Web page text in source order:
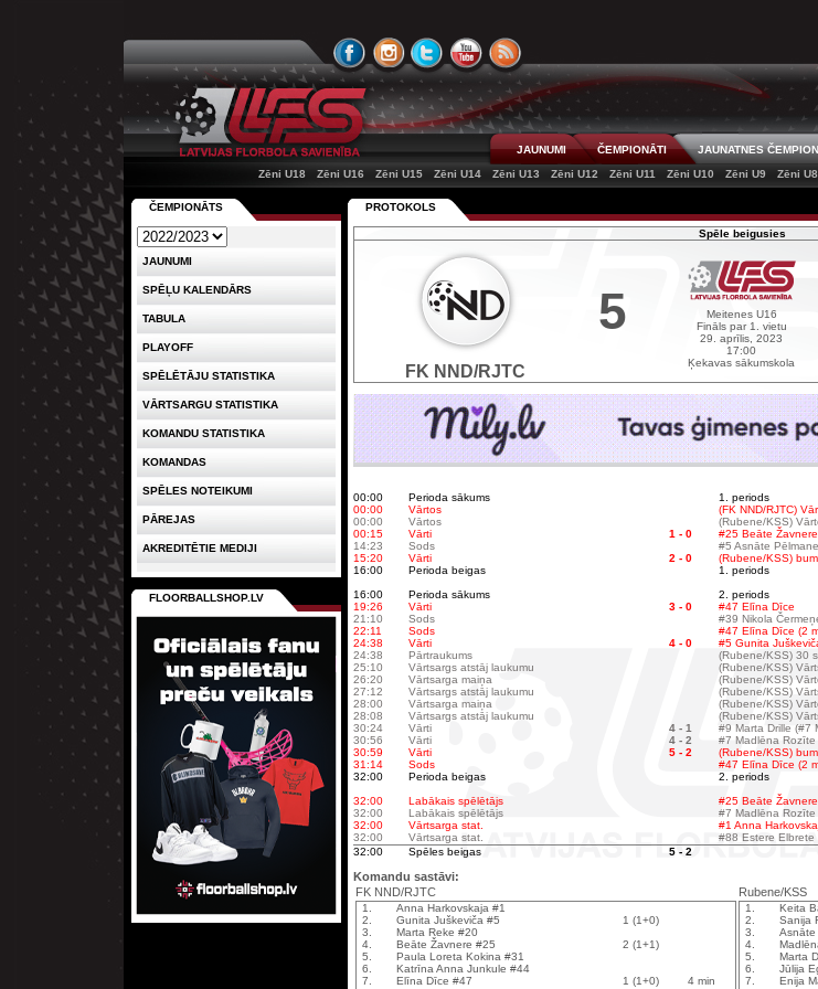
JAUNUMI ČEMPIONĀTI JAUNATNES
Zēni U18
Zēni U16 Zēni U15 Zēni U14 Zēni U13 Zēni U12 Zēni U11 Zēni U10 Zēni U9 Zēni U8
PROTOKOLS
Spēle beigusies
FK NND/RJTC
5
Meitenes U16
Fināls par 1. vietu
29. aprīlis, 2023
17:00
Ķekavas sākumskola
00:00 Perioda sākums
1. periods
00:00
Vārtos
(FK NND/RJTC)
00:00
Vārtos
(Rubene/KSS)
00:15
Vārti 1 - 0
#25 Beāte
14:23
Sods
#5 Asnāte
15:20
Vārti 2 - 0
(Rubene/KSS)
16:00
Perioda beigas
1. periods
16:00
Perioda sākums
2. periods
19:26
Vārti 3 - 0
#47 Elīna Dīce
21:10
Sods
#39 Nikola
22:11
Sods
#47 Elīna Dīce (2
24:38
Vārti 4 - 0
#5 Gunita
24:38
Pārtraukums
(Rubene/KSS) 30
25:10
Vārtsargs atstāj laukumu
(Rubene/KSS)
26:20
Vārtsarga maiņa
(Rubene/KSS)
27:12
Vārtsargs atstāj laukumu
(Rubene/KSS)
28:00
Vārtsarga maiņa
(Rubene/KSS)
28:08
Vārtsargs atstāj laukumu
(Rubene/KSS)
30:24
Vārti 4 - 1
#9 Marta Drille (#7
30:56
Vārti 4 - 2
#7 Madlēna
30:59
Vārti 5 - 2
(Rubene/KSS)
31:14
Sods
#47 Elīna Dīce (2
32:00
Perioda beigas
2. periods
32:00
Labākais spēlētājs
#25 Beāte Žavnere
32:00
Labākais spēlētājs
#7 Madlēna Rozīte
32:00
Vārtsarga stat.
#1 Anna
32:00
Vārtsarga stat.
#88 Estere
32:00
Spēles beigas 5 - 2
Komandu sastāvi:
FK NND/RJTC
Rubene/KSS
1.
Anna Harkovskaja #1
2.
Gunita Juškeviča #5
1 (1+0)
3.
Marta Reke #20
4.
Beāte Žavnere #25
2 (1+1)
5.
Paula Loreta Kokina #31
6.
Katrīna Anna Junkule #44
7.
Elīna Dīce #47 1 (1+0)
4 min
1.
Keita
2.
Sanija
3.
Asnāte
4.
5.
Marta
6.
Jūlija
7.
Enija
ČEMPIONĀTS
JAUNUMI
SPĒĻU KALENDĀRS
TABULA
PLAYOFF
SPĒLĒTĀJU STATISTIKA
VĀRTSARGU STATISTIKA
KOMANDU STATISTIKA
KOMANDAS
SPĒLES NOTEIKUMI
PĀREJAS
AKREDITĒTIE MEDIJI
FLOORBALLSHOP.LV